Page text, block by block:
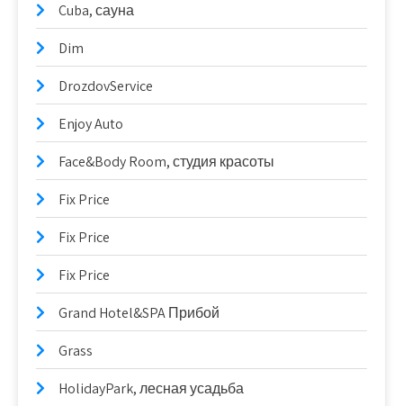
Cuba, сауна
Dim
DrozdovService
Enjoy Auto
Face&Body Room, студия красоты
Fix Price
Fix Price
Fix Price
Grand Hotel&SPA Прибой
Grass
HolidayPark, лесная усадьба